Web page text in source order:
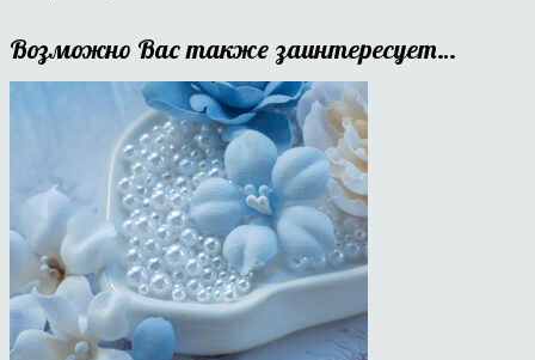
Возможно Вас также заинтересует…